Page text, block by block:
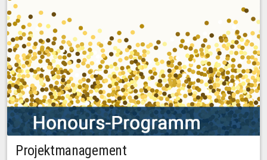
Projektmanagement